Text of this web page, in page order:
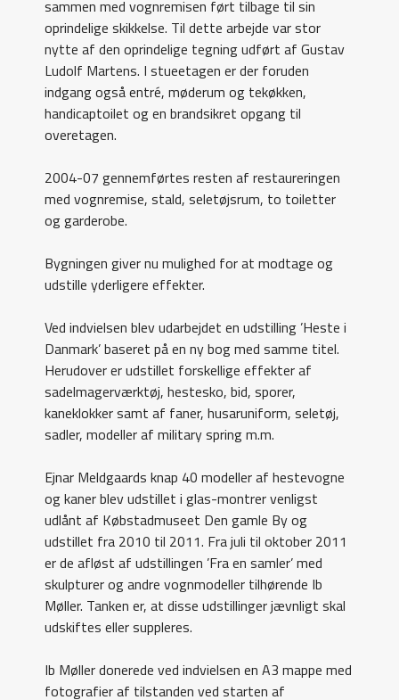
sammen med vognremisen ført tilbage til sin
oprindelige skikkelse. Til dette arbejde var stor
nytte af den oprindelige tegning udført af Gustav
Ludolf Martens. I stueetagen er der foruden
indgang også entré, møderum og tekøkken,
handicaptoilet og en brandsikret opgang til
overetagen.
2004-07 gennemførtes resten af restaureringen
med vognremise, stald, seletøjsrum, to toiletter
og garderobe.
Bygningen giver nu mulighed for at modtage og
udstille yderligere effekter.
Ved indvielsen blev udarbejdet en udstilling ’Heste i
Danmark’ baseret på en ny bog med samme titel.
Herudover er udstillet forskellige effekter af
sadelmagerværktøj, hestesko, bid, sporer,
kaneklokker samt af faner, husaruniform, seletøj,
sadler, modeller af military spring m.m.
Ejnar Meldgaards knap 40 modeller af hestevogne
og kaner blev udstillet i glas-montrer venligst
udlånt af Købstadmuseet Den gamle By og
udstillet fra 2010 til 2011. Fra juli til oktober 2011
er de afløst af udstillingen ’Fra en samler’ med
skulpturer og andre vognmodeller tilhørende Ib
Møller. Tanken er, at disse udstillinger jævnligt skal
udskiftes eller suppleres.
Ib Møller donerede ved indvielsen en A3 mappe med
fotografier af tilstanden ved starten af